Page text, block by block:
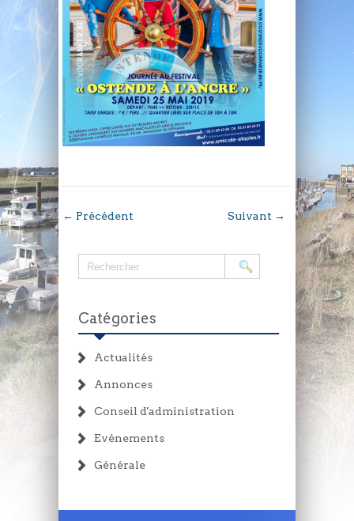
← Précédent Suivant →
Catégories
Actualités
Annonces
Conseil d'administration
Evénements
Générale